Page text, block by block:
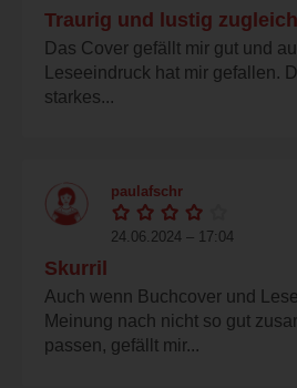
Traurig und lustig
Das Cover gefällt mir gut und
Leseeindruck hat mir gefallen.
starkes...
paulafschr
24.06.2024 – 17:04
Skurril
Auch wenn Buchcover und
Meinung nach nicht so gut
passen, gefällt mir...